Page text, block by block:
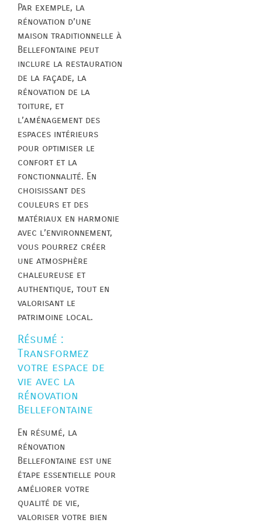
Par exemple, la
rénovation d’une
maison traditionnelle à
Bellefontaine peut
inclure la restauration
de la façade, la
rénovation de la
toiture, et
l’aménagement des
espaces intérieurs
pour optimiser le
confort et la
fonctionnalité. En
choisissant des
couleurs et des
matériaux en harmonie
avec l’environnement,
vous pourrez créer
une atmosphère
chaleureuse et
authentique, tout en
valorisant le
patrimoine local.
Résumé :
Transformez
votre espace de
vie avec la
rénovation
Bellefontaine
En résumé, la
rénovation
Bellefontaine est une
étape essentielle pour
améliorer votre
qualité de vie,
valoriser votre bien